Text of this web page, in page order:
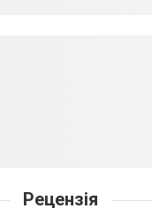
Рецензія